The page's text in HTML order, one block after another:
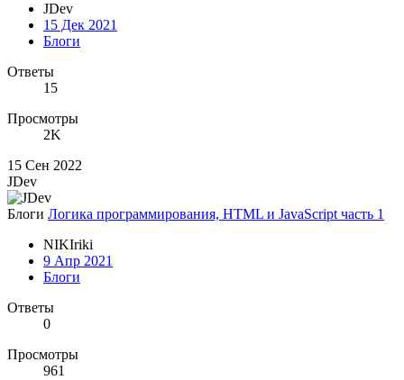
JDev
15 Дек 2021
Блоги
Ответы
15
Просмотры
2K
15 Сен 2022
JDev
Блоги Логика программирования, HTML и JavaScript часть 1
NIKIriki
9 Апр 2021
Блоги
Ответы
0
Просмотры
961